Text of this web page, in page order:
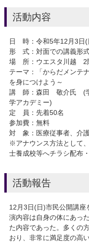
活動内容
日 時：令和5年12月3日
形 式：対面での講義形
場 所：ウエスタ川越 2
テーマ：「からだメンテ
を身につけよう～
講 師：森田 敬介氏 (学
学アカデミー)
定 員：先着50名
参加費：無料
対 象：医療従事者、介
※アナウンス方法として
士養成校等へチラシ配布
活動報告
12 月3日(日)市民公開講座
演内容は自身の体にあっ
た内容であった。多くの
おり、非常に満足度の高